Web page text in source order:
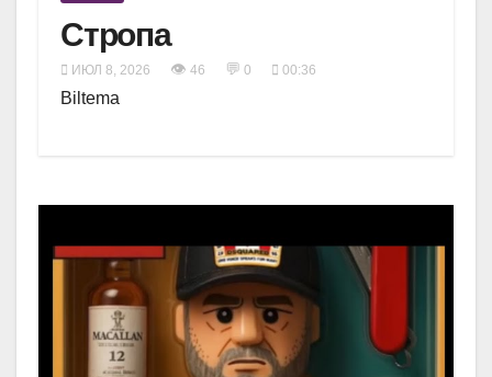
Стропа
ИЮЛ 8, 2026 👁 46 💬 0 00:36
Biltema